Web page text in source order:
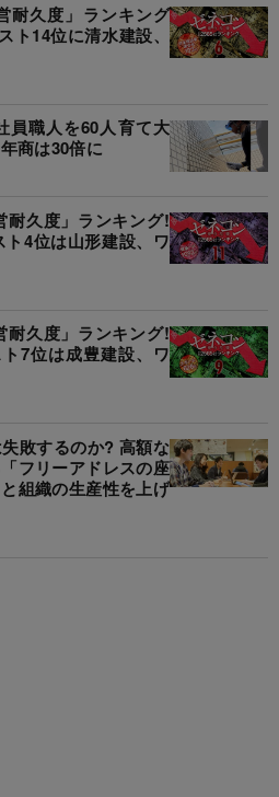
耐久度」ランキング
ト14位に清水建設、
員職人を60人育て大
商は30倍に
耐久度」ランキング!
ト4位は山形建設、ワ
耐久度」ランキング!
7位は成豊建設、ワ
敗するのか? 高額な
フリーアドレスの座
組織の生産性を上げ